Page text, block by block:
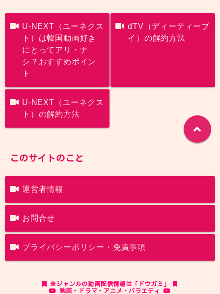
U-NEXT（ユーネクス
ト）は韓国動画好き
にとってアリ・ナ
シ？おすすめポイン
ト
dTV（ディーティーブ
イ）の解約方法
U-NEXT（ユーネクス
ト）の解約方法
このサイトのこと
運営者情報
お問合せ
プライバシーポリシー・免責事項
全ジャンルの動画配信情報は「ドウガミ」
映画・ドラマ・アニメ・バラエティ